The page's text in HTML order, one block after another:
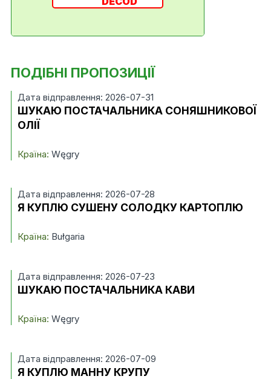
ПОДІБНІ ПРОПОЗИЦІЇ
Дата відправлення: 2026-07-31
ШУКАЮ ПОСТАЧАЛЬНИКА СОНЯШНИКОВОЇ
ОЛІЇ
Країна: Węgry
Дата відправлення: 2026-07-28
Я КУПЛЮ СУШЕНУ СОЛОДКУ КАРТОПЛЮ
Країна: Bułgaria
Дата відправлення: 2026-07-23
ШУКАЮ ПОСТАЧАЛЬНИКА КАВИ
Країна: Węgry
Дата відправлення: 2026-07-09
Я КУПЛЮ МАННУ КРУПУ